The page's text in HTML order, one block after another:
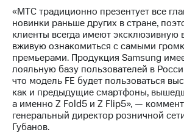
и акционерам
Корпоративное
управление
Корпоративный
секретарь
Раскрытие
информации
Информация
акционерам
Документы
«МТС традиционно презентует все
новинки раньше других в стране,
клиенты всегда имеют эксклюзивную
вживую ознакомиться с самыми
премьерами. Продукция Samsung
лояльную базу пользователей в
что модель FE будет пользоваться
как и предыдущие смартфоны,
а именно Z Fold5 и Z Flip5», —
генеральный директор розничной
Губанов.